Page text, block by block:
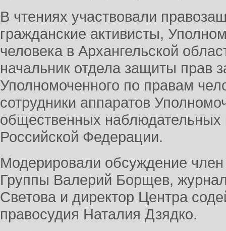
В чтениях участвовали
гражданские активисты,
человека в Архангельской
начальник отдела защиты прав
Уполномоченного по правам
сотрудники аппаратов
общественных наблюдательных
Российской Федерации.
Модерировали обсуждение
Группы Валерий Борщев,
Светова и директор Центра
правосудия Наталия Дзядко.